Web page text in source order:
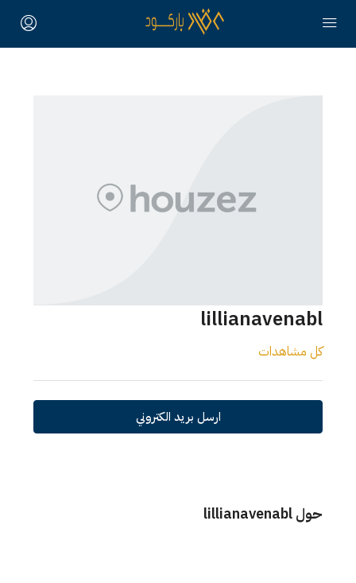
lillianavenabl
كل مشاهدات
ارسل بريد الكتروني
حول lillianavenabl